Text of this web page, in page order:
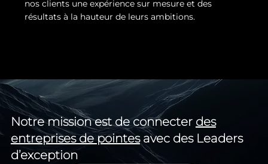
nos clients une expérience sur mesure et des
résultats à la hauteur de leurs ambitions.
Notre mission est de connecter des
entreprises de pointesavec des Leaders
d’exception